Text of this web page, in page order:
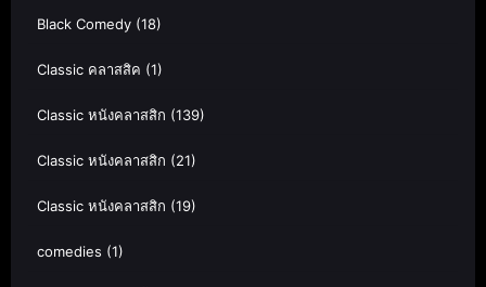
Black Comedy (18)
Classic คลาสสิค (1)
Classic หนังคลาสสิก (139)
Classic หนังคลาสสิก (21)
Classic หนังคลาสสิก (19)
comedies (1)